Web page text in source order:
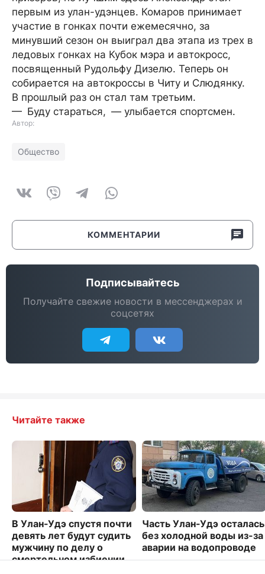
первым из улан-удэнцев. Комаров принимает
участие в гонках почти ежемесячно, за
минувший сезон он выиграл два этапа из трех в
ледовых гонках на Кубок мэра и автокросс,
посвященный Рудольфу Дизелю. Теперь он
собирается на автокроссы в Читу и Слюдянку.
В прошлый раз он стал там третьим.
— Буду стараться, — улыбается спортсмен.
Автор:
Общество
КОММЕНТАРИИ
Подписывайтесь
Получайте свежие новости в мессенджерах и
соцсетях
Читайте также
В Улан-Удэ спустя почти
девять лет будут судить
мужчину по делу о
смертельном избиении
Часть Улан-Удэ осталась
без холодной воды из-за
аварии на водопроводе